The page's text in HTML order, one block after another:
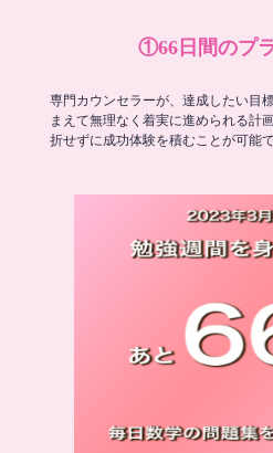
①66日間のプ
専門カウンセラーが、達成したい目
まえて無理なく着実に進められる計
折せずに成功体験を積むことが可能で